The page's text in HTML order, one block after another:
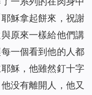
穌拿起餅來，祝謝
原來一樣給他們講
一個看到他的人都
穌，他雖然釘十字
没有離開人，他又